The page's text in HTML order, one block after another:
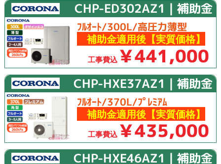
CHP-ED302AZ1｜補助金
ﾌﾙｵｰﾄ/300L/高圧力薄型
補助金適用後【実質価格】
工事費込 ￥441,000
CHP-HXE37AZ1｜補助金
ﾌﾙｵｰﾄ/370L/ﾌﾟﾚﾐｱﾑ
補助金適用後【実質価格】
工事費込 ￥435,000
CHP-HXE46AZ1｜補助金